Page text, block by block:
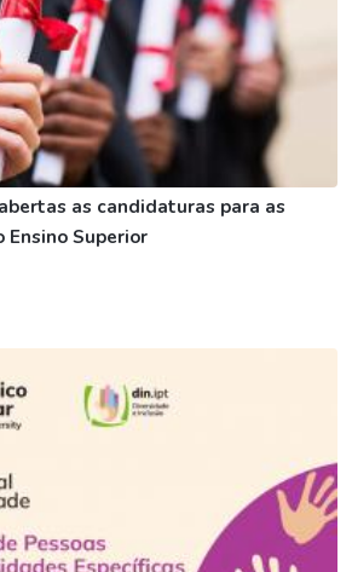
as candidaturas para as
Superior